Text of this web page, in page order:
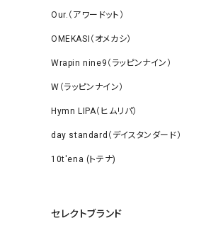
Our.（アワードット）
OMEKASI（オメカシ）
Wrapin nine9（ラッピンナイン）
W（ラッピンナイン）
Hymn LIPA（ヒムリパ）
day standard（デイスタンダード）
10t'ena (トテナ)
セレクトブランド